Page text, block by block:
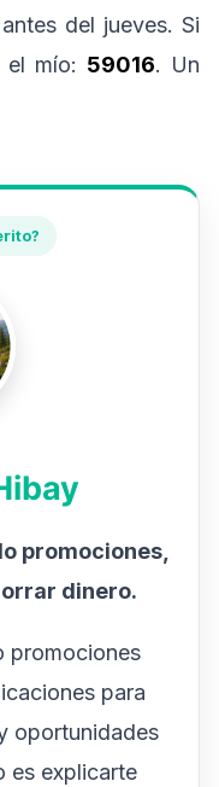
del jueves. Si
mío: 59016. Un
promociones,
dinero.
promociones
para
oportunidades
es explicarte